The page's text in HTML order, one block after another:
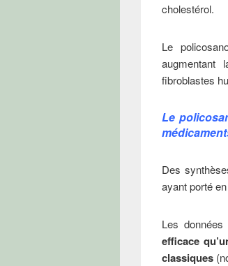
cholestérol.
Le
augmentant
fibroblastes
Le
Des
ayant porté
Les
efficace
classiques